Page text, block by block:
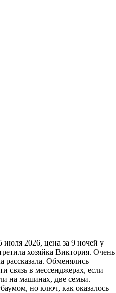
2026, цена за 9 ночей у
хозяйка Виктория. Очень
рассказала. Обменялись
связь в мессенджерах, если
на машинах, две семьи.
но ключ, как оказалось